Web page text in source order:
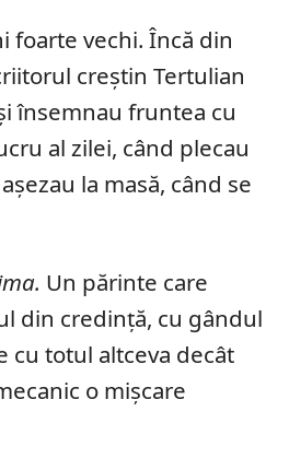
foarte vechi. Încă din
creștin Tertulian
însemnau fruntea cu
al zilei, când plecau
la masă, când se
Un părinte care
din credință, cu gândul
cu totul altceva decât
o mișcare